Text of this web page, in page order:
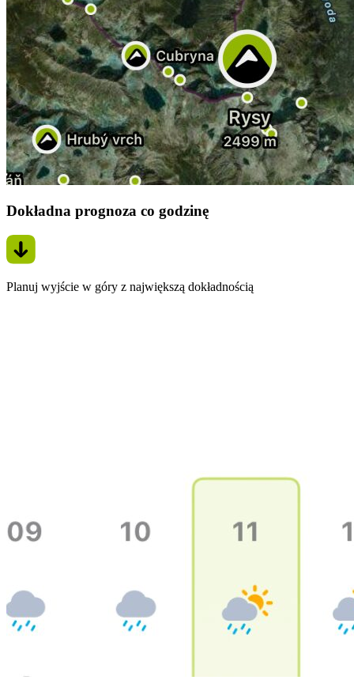
Dokładna prognoza co godzinę
Planuj wyjście w góry z największą dokładnością